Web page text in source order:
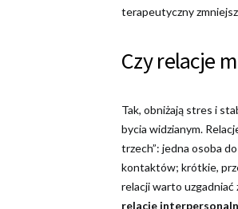
terapeutyczny
Czy relacje
Tak, obniżają stres i
bycia widzianym.
trzech”: jedna osoba
kontaktów; krótkie,
relacji warto uzgadniać
relacje